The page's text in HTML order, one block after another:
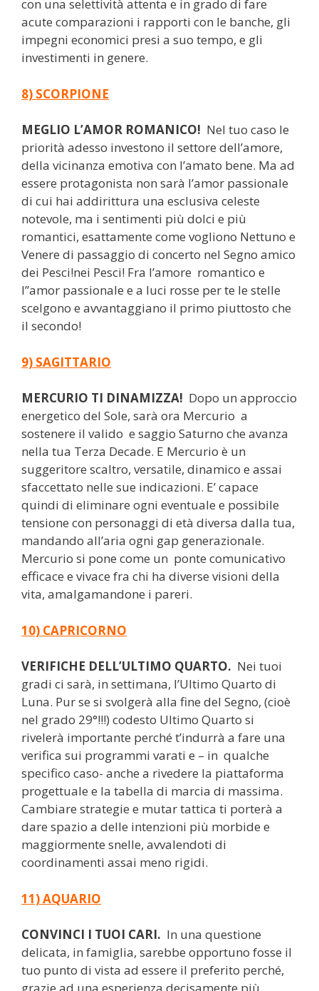
con una selettività attenta e in grado di fare
acute comparazioni i rapporti con le banche, gli
impegni economici presi a suo tempo, e gli
investimenti in genere.
8) SCORPIONE
MEGLIO L’AMOR ROMANICO! Nel tuo caso le
priorità adesso investono il settore dell’amore,
della vicinanza emotiva con l’amato bene. Ma ad
essere protagonista non sarà l’amor passionale
di cui hai addirittura una esclusiva celeste
notevole, ma i sentimenti più dolci e più
romantici, esattamente come vogliono Nettuno e
Venere di passaggio di concerto nel Segno amico
dei Pesci!nei Pesci! Fra l’amore romantico e
l’’amor passionale e a luci rosse per te le stelle
scelgono e avvantaggiano il primo piuttosto che
il secondo!
9) SAGITTARIO
MERCURIO TI DINAMIZZA! Dopo un approccio
energetico del Sole, sarà ora Mercurio a
sostenere il valido e saggio Saturno che avanza
nella tua Terza Decade. E Mercurio è un
suggeritore scaltro, versatile, dinamico e assai
sfaccettato nelle sue indicazioni. E’ capace
quindi di eliminare ogni eventuale e possibile
tensione con personaggi di età diversa dalla tua,
mandando all’aria ogni gap generazionale.
Mercurio si pone come un ponte comunicativo
efficace e vivace fra chi ha diverse visioni della
vita, amalgamandone i pareri.
10) CAPRICORNO
VERIFICHE DELL’ULTIMO QUARTO. Nei tuoi
gradi ci sarà, in settimana, l’Ultimo Quarto di
Luna. Pur se si svolgerà alla fine del Segno, (cioè
nel grado 29°!!!) codesto Ultimo Quarto si
rivelerà importante perché t’indurrà a fare una
verifica sui programmi varati e – in qualche
specifico caso- anche a rivedere la piattaforma
progettuale e la tabella di marcia di massima.
Cambiare strategie e mutar tattica ti porterà a
dare spazio a delle intenzioni più morbide e
maggiormente snelle, avvalendoti di
coordinamenti assai meno rigidi.
11) AQUARIO
CONVINCI I TUOI CARI. In una questione
delicata, in famiglia, sarebbe opportuno fosse il
tuo punto di vista ad essere il preferito perché,